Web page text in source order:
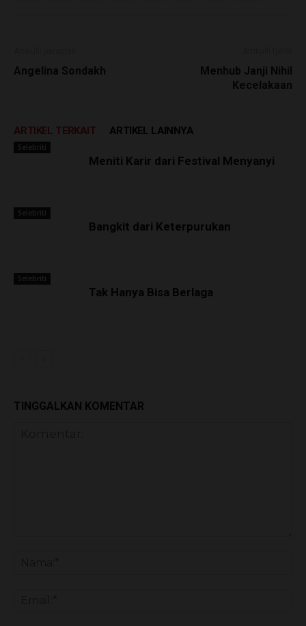
Angelina Sondakh
Menhub Janji Nihil
Kecelakaan
ARTIKEL TERKAIT ARTIKEL LAINNYA
Selebriti
Meniti Karir dari Festival Menyanyi
Selebriti
Bangkit dari Keterpurukan
Selebriti
Tak Hanya Bisa Berlaga
TINGGALKAN KOMENTAR